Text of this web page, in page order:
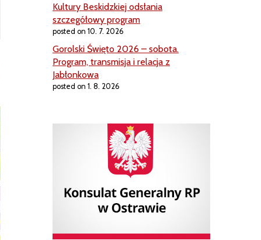
Kultury Beskidzkiej odsłania
szczegółowy program
posted on 10. 7. 2026
Gorolski Święto 2026 – sobota.
Program, transmisja i relacja z
Jabłonkowa
posted on 1. 8. 2026